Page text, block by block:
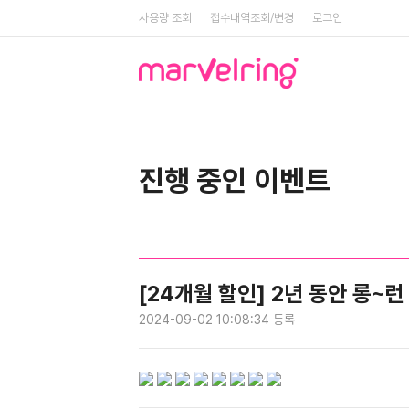
사용량 조회 접수내역조회/변경 로그인
진행 중인 이벤트
[24개월 할인] 2년 동안 롱~런
2024-09-02 10:08:34 등록